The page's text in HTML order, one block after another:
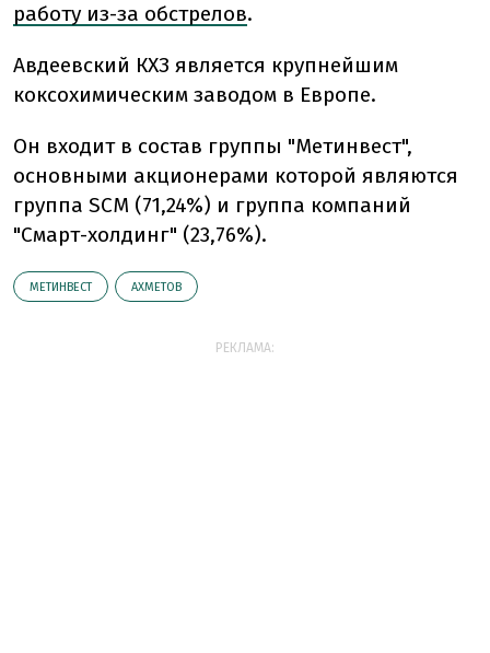
работу из-за обстрелов.
Авдеевский КХЗ является крупнейшим
коксохимическим заводом в Европе.
Он входит в состав группы "Метинвест",
основными акционерами которой являются
группа SCM (71,24%) и группа компаний
"Смарт-холдинг" (23,76%).
МЕТИНВЕСТ АХМЕТОВ
РЕКЛАМА: